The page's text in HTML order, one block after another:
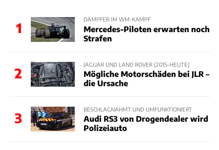
1
DÄMPFER IM WM-KAMPF
Mercedes-Piloten erwarten noch
Strafen
2
JAGUAR UND LAND ROVER (2015–HEUTE)
Mögliche Motorschäden bei JLR –
die Ursache
3
BESCHLAGNAHMT UND UMFUNKTIONIERT
Audi RS3 von Drogendealer wird
Polizeiauto